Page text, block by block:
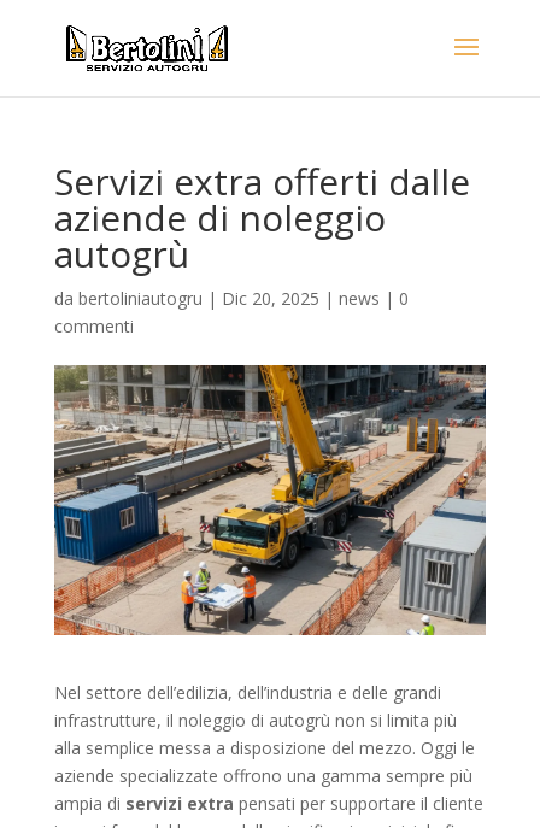
Servizi extra offerti dalle
aziende di noleggio
autogrù
da bertoliniautogru | Dic 20, 2025 | news | 0
commenti
Nel settore dell’edilizia, dell’industria e delle grandi
infrastrutture, il noleggio di autogrù non si limita più
alla semplice messa a disposizione del mezzo. Oggi le
aziende specializzate offrono una gamma sempre più
ampia di servizi extra pensati per supportare il cliente